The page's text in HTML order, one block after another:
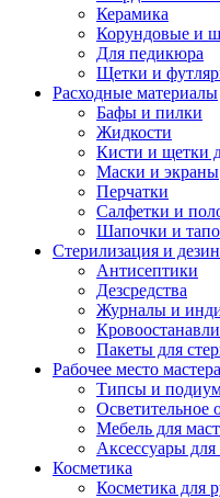
Керамика
Корундовые и
Для педикюра
Щетки и
Расходные материалы
Бафы и пилки
Жидкости
Кисти и щетки
Маски и экраны
Перчатки
Салфетки и
Шапочки и
Стерилизация и
Антисептики
Дезсредства
Журналы и
Пакеты для
Рабочее место мастера
Типсы и
Осветительное
Мебель для
Аксессуары для
Косметика
Косметика для